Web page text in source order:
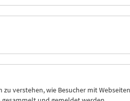
Sprache: Deutsch, Steirische Mundart
Untertitel: Deutsch, Englisch,
16-seitiges zweisprachiges Booklet
Text von Michael Pilz (in deutscher
Produktsicherheit
verstehen, wie Besucher mit Webseiten